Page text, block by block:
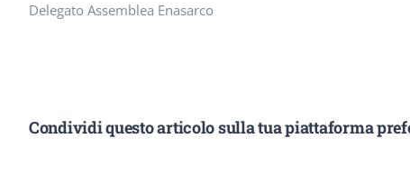
Delegato Assemblea Enasarco
Condividi questo articolo sulla tua piattaforma